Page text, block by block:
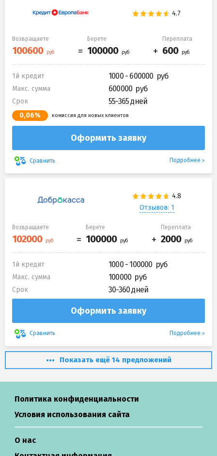
Возвращаете Берете Переплата
1й кредит 1000 - 600000
Макс. сумма 600000
Срок 55-365 дней
0,06% комиссия для новых клиентов
Оформить заявку
Сравнить Подробнее
Отзывов: 1
Возвращаете Берете Переплата
1й кредит 1000 - 100000
Макс. сумма 100000
Срок 30-360 дней
Оформить заявку
Сравнить Подробнее
Показать ещё 14 предложений
Политика конфиденциальности
Условия использования сайта
О нас